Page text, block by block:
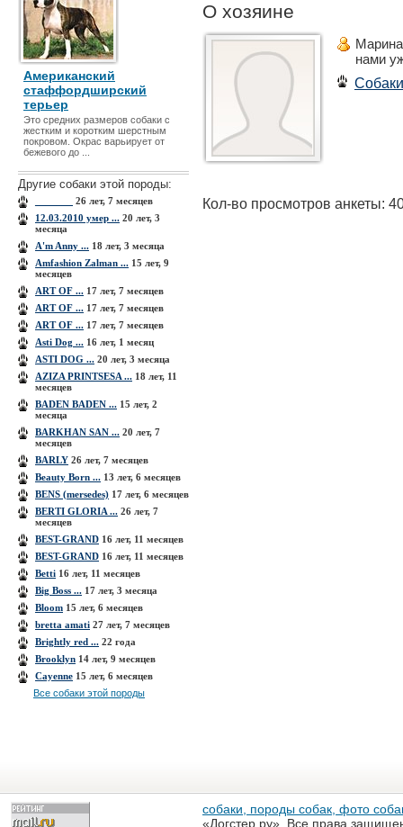
Американский
стаффордширский
терьер
Это средних размеров собаки с
жестким и коротким шерстным
покровом. Ок­рас варьирует от
бежевого до ...
Другие собаки этой породы:
26 лет, 7 месяцев
12.03.2010 умер ... 20 лет, 3
месяца
A'm Anny ... 18 лет, 3 месяца
Amfashion Zalman ... 15 лет, 9
месяцев
ART OF ... 17 лет, 7 месяцев
ART OF ... 17 лет, 7 месяцев
ART OF ... 17 лет, 7 месяцев
Asti Dog ... 16 лет, 1 месяц
ASTI DOG ... 20 лет, 3 месяца
AZIZA PRINТSESA ... 18 лет, 11
месяцев
BADEN BADEN ... 15 лет, 2
месяца
BARKHAN SAN ... 20 лет, 7
месяцев
BARLY 26 лет, 7 месяцев
Beauty Born ... 13 лет, 6 месяцев
BENS (mersedes) 17 лет, 6 месяцев
BERTI GLORIA ... 26 лет, 7
месяцев
BEST-GRAND 16 лет, 11 месяцев
BEST-GRAND 16 лет, 11 месяцев
Betti 16 лет, 11 месяцев
Big Boss ... 17 лет, 3 месяца
Bloom 15 лет, 6 месяцев
bretta amati 27 лет, 7 месяцев
Brightly red ... 22 года
Brooklyn 14 лет, 9 месяцев
Cayenne 15 лет, 6 месяцев
Все собаки этой породы
О хозяине
нами
Собаки
Кол-во просмотров анкеты:
собаки, породы собак, фото
«Догстер.ру». Все права